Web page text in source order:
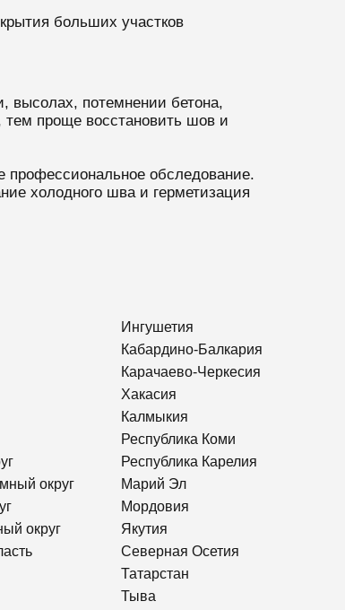
больших участков
высолах, потемнении бетона,
проще восстановить шов и
обследование.
холодного шва и герметизация
округ
округ
Ингушетия
Кабардино-Балкария
Карачаево-Черкесия
Хакасия
Калмыкия
Республика Коми
Республика Карелия
Марий Эл
Мордовия
Якутия
Северная Осетия
Татарстан
Тыва